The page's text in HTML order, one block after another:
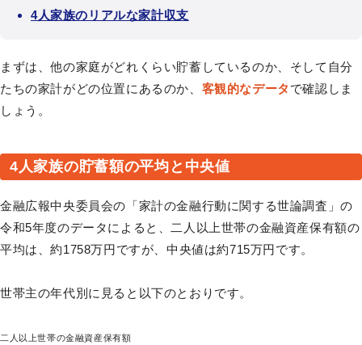
4人家族のリアルな家計収支
まずは、他の家庭がどれくらい貯蓄しているのか、そして自分
たちの家計がどの位置にあるのか、 客観的なデータ で確認しま
しょう。
4人家族の貯蓄額の平均と中央値
金融広報中央委員会の「家計の金融行動に関する世論調査」の
令和5年度のデータによると、二人以上世帯の金融資産保有額の
平均は、約1758万円ですが、中央値は約715万円です。
世帯主の年代別に見ると以下のとおりです。
二人以上世帯の金融資産保有額